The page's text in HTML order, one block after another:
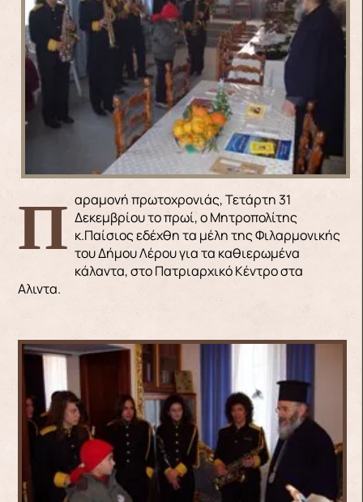
Παραμονή πρωτοχρονιάς, Τετάρτη 31 Δεκεμβρίου το πρωί, ο Μητροπολίτης
κ.Παίσιος εδέχθη τα μέλη της Φιλαρμονικής
του Δήμου Λέρου για τα καθιερωμένα
κάλαντα, στο Πατριαρχικό Κέντρο στα
Aλιντα.